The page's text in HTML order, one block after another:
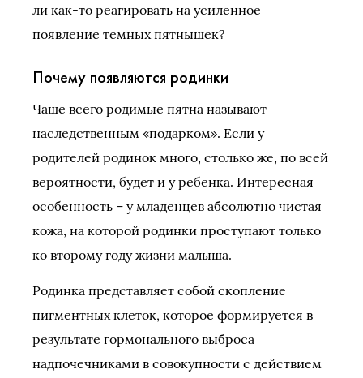
ли как-то реагировать на усиленное
появление темных пятнышек?
Почему появляются родинки
Чаще всего родимые пятна называют
наследственным «подарком». Если у
родителей родинок много, столько же, по всей
вероятности, будет и у ребенка. Интересная
особенность – у младенцев абсолютно чистая
кожа, на которой родинки проступают только
ко второму году жизни малыша.
Родинка представляет собой скопление
пигментных клеток, которое формируется в
результате гормонального выброса
надпочечниками в совокупности с действием